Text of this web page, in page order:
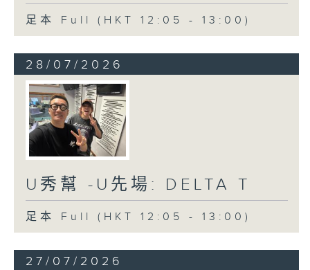
足本 Full (HKT 12:05 - 13:00)
28/07/2026
U秀幫 -U先場: DELTA T
足本 Full (HKT 12:05 - 13:00)
27/07/2026